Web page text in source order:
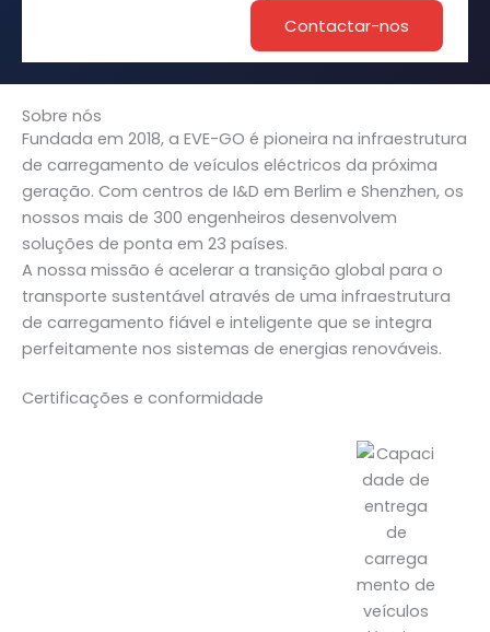
Contactar-nos
Sobre nós
Fundada em 2018, a EVE-GO é pioneira na infraestrutura
de carregamento de veículos eléctricos da próxima
geração. Com centros de I&D em Berlim e Shenzhen, os
nossos mais de 300 engenheiros desenvolvem
soluções de ponta em 23 países.
A nossa missão é acelerar a transição global para o
transporte sustentável através de uma infraestrutura
de carregamento fiável e inteligente que se integra
perfeitamente nos sistemas de energias renováveis.
Certificações e conformidade